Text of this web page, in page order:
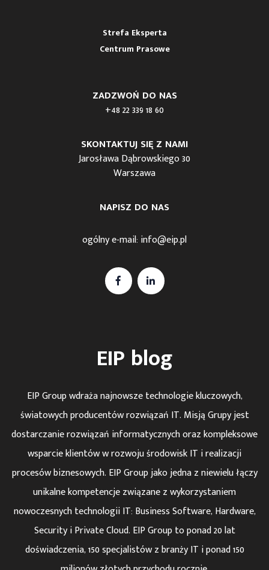
Strefa Eksperta
Centrum Prasowe
ZADZWOŃ DO NAS
+48 22 339 18 60
SKONTAKTUJ SIĘ Z NAMI
Jarosława Dąbrowskiego 30
Warszawa
NAPISZ DO NAS
ogólny e-mail: info@eip.pl
EIP blog
EIP Group wdraża najnowsze technologie kluczowych,
światowych producentów rozwiązań IT. Misją Grupy jest
dostarczanie rozwiązań informatycznych oraz kompleksowe
wsparcie klientów w rozwoju środowisk IT i realizacji
procesów biznesowych. EIP Group jako jedna z niewielu łączy
unikalne kompetencje związane z wykorzystaniem
nowoczesnych technologii IT: Business Software, Hardware,
Security i Private Cloud. EIP Group to ponad 20 lat
doświadczenia, 150 specjalistów z branży IT i ponad 150